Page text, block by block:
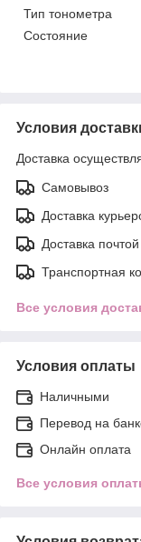
Тип тонометра
Состояние
Условия
Доставка
Самовывоз
Доставка
Доставка почтой
Транспортная
Все условия
Условия оплаты
Наличными
Перевод на
Онлайн оплата
Все условия